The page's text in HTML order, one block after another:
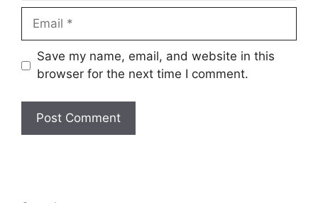
Save my name, email, and website in this
browser for the next time I comment.